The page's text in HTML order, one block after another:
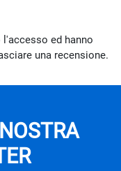
ed hanno
una recensione.